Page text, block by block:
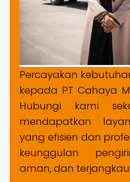
Percayakan
kepada PT Cahaya
Hubungi kami
mendapatkan
yang efisien dan
keunggulan
aman, dan